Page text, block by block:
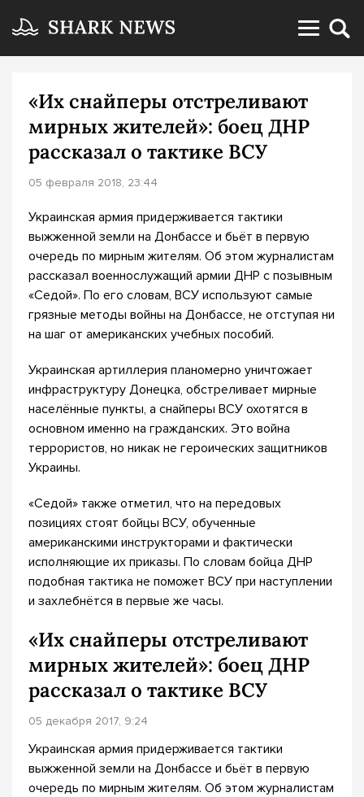
«Их снайперы отстреливают
мирных жителей»: боец ДНР
рассказал о тактике ВСУ
05 февраля 2018, 23:44
Украинская армия придерживается тактики
выжженной земли на Донбассе и бьёт в первую
очередь по мирным жителям. Об этом журналистам
рассказал военнослужащий армии ДНР с позывным
«Седой». По его словам, ВСУ используют самые
грязные методы войны на Донбассе, не отступая ни
на шаг от американских учебных пособий.
Украинская артиллерия планомерно уничтожает
инфраструктуру Донецка, обстреливает мирные
населённые пункты, а снайперы ВСУ охотятся в
основном именно на гражданских. Это война
террористов, но никак не героических защитников
Украины.
«Седой» также отметил, что на передовых
позициях стоят бойцы ВСУ, обученные
американскими инструкторами и фактически
исполняющие их приказы. По словам бойца ДНР
подобная тактика не поможет ВСУ при наступлении
и захлебнётся в первые же часы.
«Их снайперы отстреливают
мирных жителей»: боец ДНР
рассказал о тактике ВСУ
05 декабря 2017, 9:24
Украинская армия придерживается тактики
выжженной земли на Донбассе и бьёт в первую
очередь по мирным жителям. Об этом журналистам